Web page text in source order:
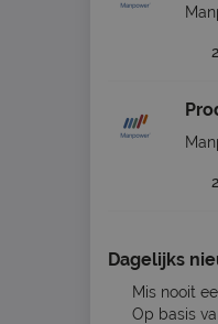
Dagelijks
Mis nooit
Op basis